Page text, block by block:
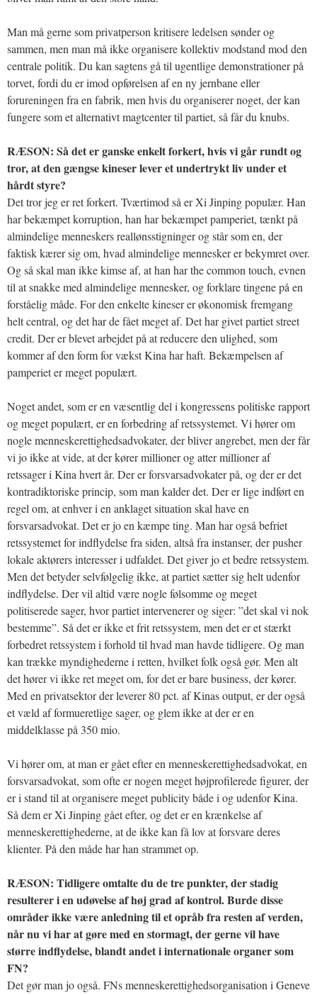
Man må gerne som privatperson kritisere ledelsen sønder og
sammen, men man må ikke organisere kollektiv modstand mod den
centrale politik. Du kan sagtens gå til ugentlige demonstrationer på
torvet, fordi du er imod opførelsen af en ny jernbane eller
forureningen fra en fabrik, men hvis du organiserer noget, der kan
fungere som et alternativt magtcenter til partiet, så får du knubs.
RÆSON: Så det er ganske enkelt forkert, hvis vi går rundt og
tror, at den gængse kineser lever et undertrykt liv under et
hårdt styre?
Det tror jeg er ret forkert. Tværtimod så er Xi Jinping populær. Han
har bekæmpet korruption, han har bekæmpet pamperiet, tænkt på
almindelige menneskers reallønsstigninger og står som en, der
faktisk kærer sig om, hvad almindelige mennesker er bekymret over.
Og så skal man ikke kimse af, at han har the common touch, evnen
til at snakke med almindelige mennesker, og forklare tingene på en
forståelig måde. For den enkelte kineser er økonomisk fremgang
helt central, og det har de fået meget af. Det har givet partiet street
credit. Der er blevet arbejdet på at reducere den ulighed, som
kommer af den form for vækst Kina har haft. Bekæmpelsen af
pamperiet er meget populært.
Noget andet, som er en væsentlig del i kongressens politiske rapport
og meget populært, er en forbedring af retssystemet. Vi hører om
nogle menneskerettighedsadvokater, der bliver angrebet, men der får
vi jo ikke at vide, at der kører millioner og atter millioner af
retssager i Kina hvert år. Der er forsvarsadvokater på, og der er det
kontradiktoriske princip, som man kalder det. Der er lige indført en
regel om, at enhver i en anklaget situation skal have en
forsvarsadvokat. Det er jo en kæmpe ting. Man har også befriet
retssystemet for indflydelse fra siden, altså fra instanser, der pusher
lokale aktørers interesser i udfaldet. Det giver jo et bedre retssystem.
Men det betyder selvfølgelig ikke, at partiet sætter sig helt udenfor
indflydelse. Der vil altid være nogle følsomme og meget
politiserede sager, hvor partiet intervenerer og siger: ”det skal vi nok
bestemme”. Så det er ikke et frit retssystem, men det er et stærkt
forbedret retssystem i forhold til hvad man havde tidligere. Og man
kan trække myndighederne i retten, hvilket folk også gør. Men alt
det hører vi ikke ret meget om, for det er bare business, der kører.
Med en privatsektor der leverer 80 pct. af Kinas output, er der også
et væld af formueretlige sager, og glem ikke at der er en
middelklasse på 350 mio.
Vi hører om, at man er gået efter en menneskerettighedsadvokat, en
forsvarsadvokat, som ofte er nogen meget højprofilerede figurer, der
er i stand til at organisere meget publicity både i og udenfor Kina.
Så dem er Xi Jinping gået efter, og det er en krænkelse af
menneskerettighederne, at de ikke kan få lov at forsvare deres
klienter. På den måde har han strammet op.
RÆSON: Tidligere omtalte du de tre punkter, der stadig
resulterer i en udøvelse af høj grad af kontrol. Burde disse
områder ikke være anledning til et opråb fra resten af verden,
når nu vi har at gøre med en stormagt, der gerne vil have
større indflydelse, blandt andet i internationale organer som
FN?
Det gør man jo også. FNs menneskerettighedsorganisation i Geneve